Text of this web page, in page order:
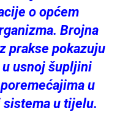
o općem
Brojna
prakse pokazuju
usnoj šupljini
u
u tijelu.